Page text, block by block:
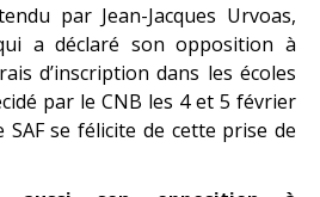
par Jean-Jacques Urvoas,
a déclaré son opposition à
d’inscription dans les écoles
par le CNB les 4 et 5 février
SAF se félicite de cette prise de